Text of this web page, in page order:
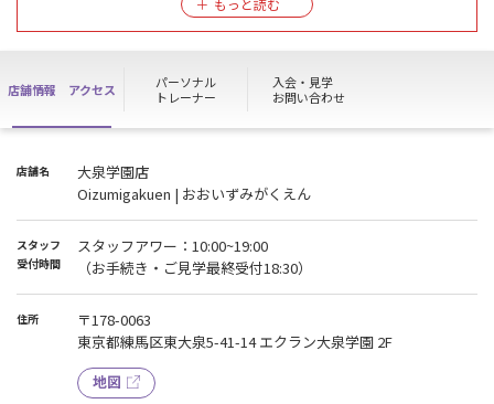
～8月ノースタッフデーのお知らせ～※日程変更となる事や追加され
8/1(土) 8/8(土) 8/16(日) 8/23(日)
上記日程はノースタッフデーとなります。（日程が追加になった場
合には随時お知らせいたします）
※施設のご見学・すべてのお手続き・ハイスクールパスはご利用
いただけません。
※お電話やメールの対応もできかねます。
※清掃のみスタッフがおこないます。
店舗情報 アクセス
パーソナル
トレーナー
入会・見学
お問い合わせ
店舗名
大泉学園店
Oizumigakuen | おおいずみがくえん
スタッフ
受付時間
スタッフアワー：10:00~19:00
（お手続き・ご見学最終受付18:30）
住所
〒178-0063
東京都練馬区東大泉5-41-14 エクラン大泉学園 2F
地図